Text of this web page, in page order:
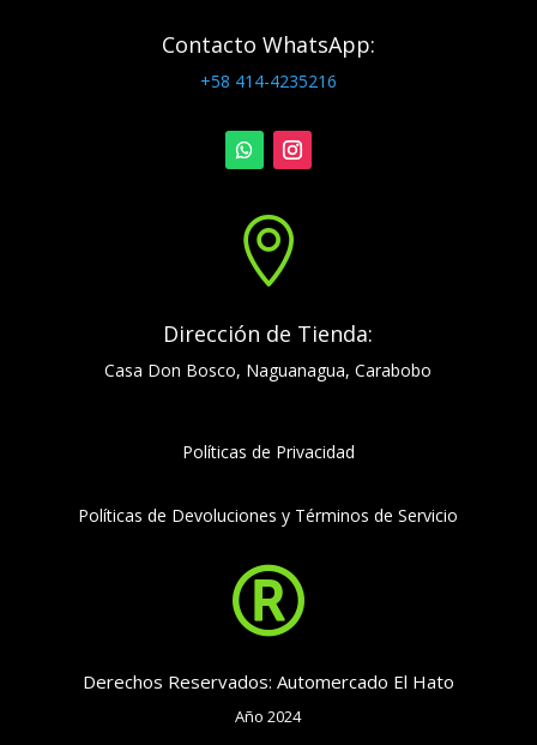
Contacto WhatsApp:
+58 414-4235216

Dirección de Tienda:
Casa Don Bosco, Naguanagua, Carabobo
Políticas de Privacidad
Políticas de Devoluciones y Términos de Servicio

Derechos Reservados: Automercado El Hato
Año 2024